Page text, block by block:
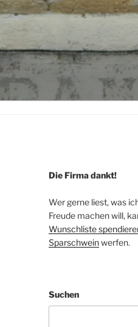
Die Firma dankt!
Wer gerne liest, was
Freude machen will,
Wunschliste
Sparschweinwerfen.
Suchen